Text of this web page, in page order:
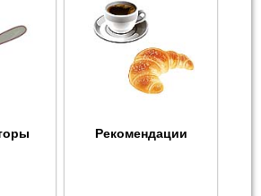
Рекомендации